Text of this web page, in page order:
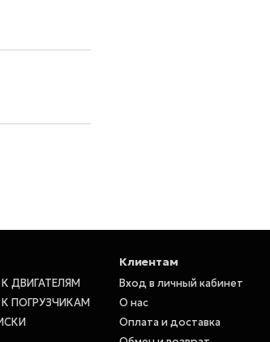
ДВИГАТЕЛЯМ
ПОГРУЗЧИКАМ
Клиентам
Вход в личный кабинет
О нас
Оплата и доставка